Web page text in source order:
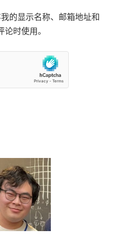
的显示名称、邮箱地址和
时使用。